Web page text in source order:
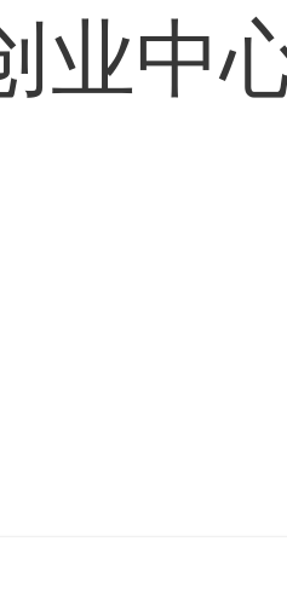
业中